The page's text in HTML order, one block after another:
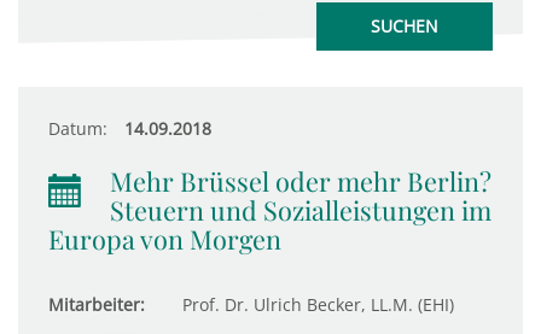
Datum: 14.09.2018
Mehr Brüssel oder mehr Berlin?
Steuern und Sozialleistungen im
Europa von Morgen
Mitarbeiter: Prof. Dr. Ulrich Becker, LL.M. (EHI)